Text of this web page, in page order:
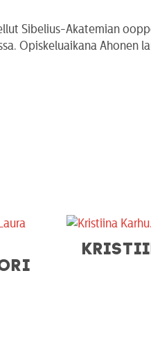
Sibelius-Akatemian
Opiskeluaikana Ahonen